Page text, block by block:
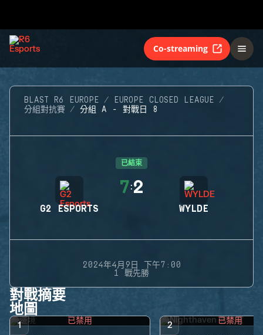
Co-streaming
BLAST R6 EUROPE
EUROPE CLOSED LEAGUE
分組對抗賽
分組 A - 對戰日 8
已結束
G2 ESPORTS
7:2
WYLDE
2024年4月9日 下午7:00
1 戰先勝
對戰摘要
地圖
1 已禁用 2 已禁用